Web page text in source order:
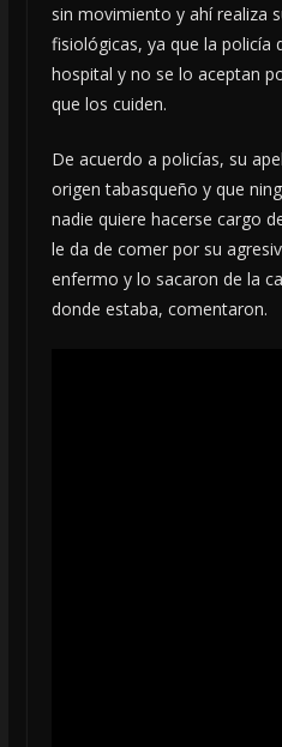
sin movimiento y ahí realiza
fisiológicas, ya que la policía
hospital y no se lo aceptan
que los cuiden.
De acuerdo a policías, su
origen tabasqueño y que
nadie quiere hacerse cargo
le da de comer por su
enfermo y lo sacaron de la
donde estaba, comentaron.